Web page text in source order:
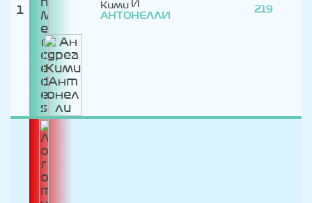
1
Кими
АНТОНЕЛЛИ
219